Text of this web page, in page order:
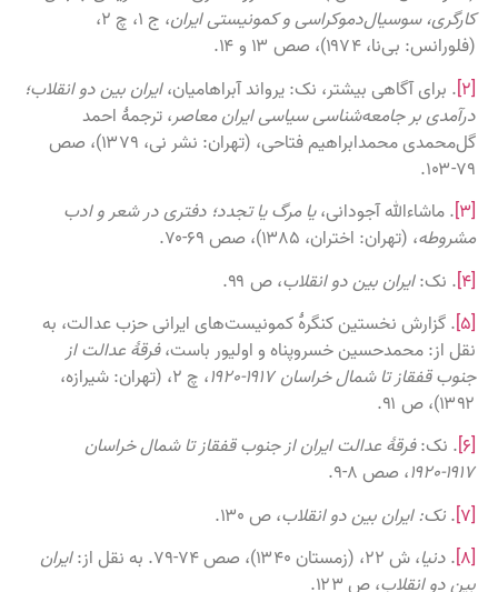
کارگری، سوسیال‌دموکراسی و کمونیستی ایران
، ج ۱، چ ۲،
(فلورانس: بی‌نا، ۱۹۷۴)، صص ۱۳ و ۱۴.
[۲]
. برای آگاهی بیشتر، نک: یرواند آبراهامیان،ایران بین دو انقلاب؛
درآمدی بر جامعه‌شناسی سیاسی ایران معاصر ، ترجمهٔ احمد
گل‌محمدی محمدابراهیم فتاحی، (تهران: نشر نی، ۱۳۷۹)، صص
۷۹-۱۰۳.
. ماشاءالله آجودانی،یا مرگ یا تجدد؛ دفتری در شعر و ادب
مشروطه، (تهران: اختران، ۱۳۸۵)، صص ۶۹-۷۰.
[۴]
. نک:ایران بین دو انقلاب، ص ۹۹.
[۵]
. گزارش نخستین کنگرهٔ کمونیست‌های ایرانی حزب عدالت، به
نقل از: محمدحسین خسروپناه و اولیور باست،فرقهٔ عدالت از
جنوب قفقاز تا شمال خراسان ۱۹۱۷-۱۹۲۰
، چ ۲، (تهران: شیرازه،
۱۳۹۲)، ص ۹۱.
. نک:فرقهٔ عدالت ایران از جنوب قفقاز تا شمال خراسان
۱۹۱۷-۱۹۲۰
، صص ۸-۹.
[۷]
. نک: ایران بین دو انقلاب، ص ۱۳۰.
. دنیا، ش ۲۲، (زمستان ۱۳۴۰)، صص ۷۴-۷۹. به نقل از:
ایران
بین دو انقلاب، ص ۱۲۳.